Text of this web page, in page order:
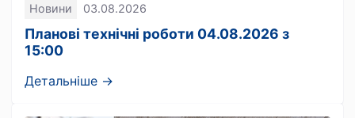
Новини 03.08.2026
Планові технічні роботи 04.08.2026 з
15:00
Детальніше →